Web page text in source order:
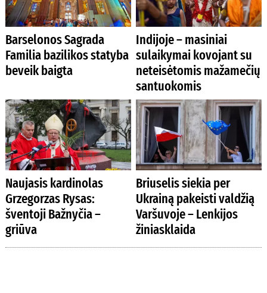
Barselonos Sagrada
Familia bazilikos statyba
beveik baigta
Indijoje – masiniai
sulaikymai kovojant su
neteisėtomis mažamečių
santuokomis
Naujasis kardinolas
Grzegorzas Rysas:
šventoji Bažnyčia –
griūva
Briuselis siekia per
Ukrainą pakeisti valdžią
Varšuvoje – Lenkijos
žiniasklaida